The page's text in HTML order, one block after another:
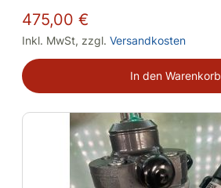
475,00 €
Inkl. MwSt, zzgl. Versandkosten
In den Warenkorb